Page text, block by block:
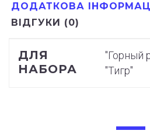
ДОДАТКОВА
ВІДГУКИ (0)
ДЛЯ
НАБОРА
"Горный
"Тигр"